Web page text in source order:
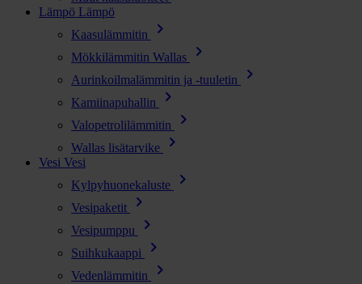
Lämpö Lämpö
Kaasulämmitin
chevron_right
Mökkilämmitin Wallas chevron_right
Aurinkoilmalämmitin ja -tuuletin chevron_right
Kamiinapuhallin chevron_right
Valopetrolilämmitin chevron_right
Wallas lisätarvike chevron_right
Vesi Vesi
Kylpyhuonekaluste
chevron_right
Vesipaketit chevron_right
Vesipumppu chevron_right
Suihkukaappi chevron_right
Vedenlämmitin chevron_right